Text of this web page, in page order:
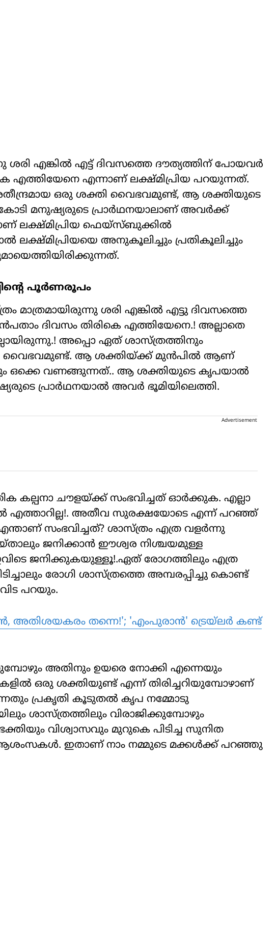
ശരി എങ്കില്‍ എട്ട് ദിവസത്തെ ദൗത്യത്തിന് പോയവര്‍
എത്തിയേനെ എന്നാണ് ലക്ഷ്മിപ്രിയ പറയുന്നത്.
ഒരു ശക്തി വൈഭവമുണ്ട്, ആ ശക്തിയുടെ
മനുഷ്യരുടെ പ്രാര്‍ഥനയാലാണ് അവര്‍ക്ക്
ലക്ഷ്മിപ്രിയ ഫെയ്‌സ്ബുക്കില്‍
ലക്ഷ്മിപ്രിയയെ അനുകൂലിച്ചും പ്രതികൂലിച്ചും
പൂര്‍ണരൂപം
ശരി എങ്കിൽ എട്ടു ദിവസത്തെ
ദിവസം തിരികെ എത്തിയേനെ.! അല്ലാതെ
അപ്പൊ ഏത് ശാസ്ത്രത്തിനും
വൈഭവമുണ്ട്. ആ ശക്തിയ്ക്ക് മുൻപിൽ ആണ്
ഒക്കെ വണങ്ങുന്നത്.. ആ ശക്തിയുടെ കൃപയാൽ
പ്രാർഥനയാൽ അവർ ഭൂമിയിലെത്തി.
Advertisement
കല്പനാ ചൗളയ്ക്ക് സംഭവിച്ചത് ഓർക്കുക. എല്ലാ
എത്താറില്ല!. അതീവ സുരക്ഷയോടെ എന്ന് പറഞ്ഞ്
എന്താണ് സംഭവിച്ചത്? ശാസ്ത്രം എത്ര വളർന്നു
ജനിക്കാൻ ഈശ്വര നിശ്ചയമുള്ള
ജനിക്കുകയുള്ളൂ!.ഏത് രോഗത്തിലും എത്ര
രോഗി ശാസ്ത്രത്തെ അമ്പരപ്പിച്ചു കൊണ്ട്
പറയും.
അതിശയകരം തന്നെ!'; 'എംപുരാൻ' ട്രെയ്‌ലർ കണ്ട്
അതിനും ഉയരെ നോക്കി എന്നെയും
ഒരു ശക്തിയുണ്ട് എന്ന് തിരിച്ചറിയുമ്പോഴാണ്
പ്രകൃതി കൂടുതൽ കൃപ നമ്മോടു
ശാസ്ത്രത്തിലും വിരാജിക്കുമ്പോഴും
വിശ്വാസവും മുറുകെ പിടിച്ച സുനിത
ആശംസകൾ. ഇതാണ് നാം നമ്മുടെ മക്കൾക്ക് പറഞ്ഞു